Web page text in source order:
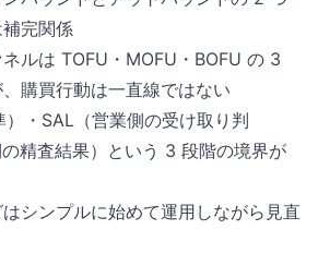
完関係
ルは TOFU・MOFU・BOFU の 3
購買行動は一直線ではない
・SAL（営業側の受け取り判
精査結果）という 3 段階の境界が
シンプルに始めて運用しながら見直